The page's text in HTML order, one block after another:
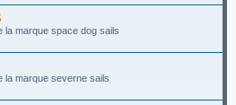
la marque space dog sails
la marque severne sails